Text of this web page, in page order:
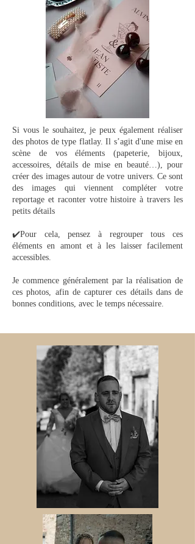
Si vous le souhaitez, je peux également réaliser
des photos de type flatlay. Il s’agit d'une mise en
scène de vos éléments (papeterie, bijoux,
accessoires, détails de mise en beauté…), pour
créer des images autour de votre univers. Ce sont
des images qui viennent compléter votre
reportage et raconter votre histoire à travers les
petits détails
✔️Pour cela, pensez à regrouper tous ces
éléments en amont et à les laisser facilement
accessibles.
Je commence généralement par la réalisation de
ces photos, afin de capturer ces détails dans de
bonnes conditions, avec le temps nécessaire.